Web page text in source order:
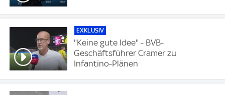
EXKLUSIV
"Keine gute Idee" - BVB-
Geschäftsführer Cramer zu
Infantino-Plänen